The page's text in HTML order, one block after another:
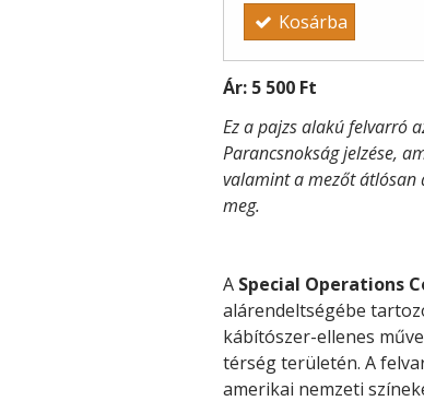
Kosárba
Ár: 5 500 Ft
Ez a pajzs alakú felvarró
Parancsnokság jelzése,
valamint a mezőt átlósan
meg.
A Special Operations
alárendeltségébe
kábítószer-ellenes
térség területén. A
amerikai nemzeti